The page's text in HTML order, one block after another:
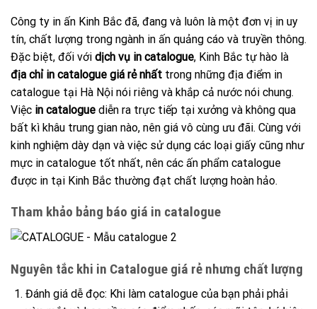
Công ty in ấn Kinh Bắc đã, đang và luôn là một đơn vị in uy
tín, chất lượng trong ngành in ấn quảng cáo và truyền thông.
Đặc biệt, đối với dịch vụ in catalogue, Kinh Bắc tự hào là
địa chỉ in catalogue giá rẻ nhất trong những địa điểm in
catalogue tại Hà Nội nói riêng và khắp cả nước nói chung.
Việc in catalogue diễn ra trực tiếp tại xưởng và không qua
bất kì khâu trung gian nào, nên giá vô cùng ưu đãi. Cùng với
kinh nghiệm dày dạn và việc sử dụng các loại giấy cũng như
mực in catalogue tốt nhất, nên các ấn phẩm catalogue
được in tại Kinh Bắc thường đạt chất lượng hoàn hảo.
Tham khảo bảng báo giá in catalogue
Nguyên tắc khi in Catalogue giá rẻ nhưng chất lượng
Đánh giá dễ đọc: Khi làm catalogue của bạn phải phải